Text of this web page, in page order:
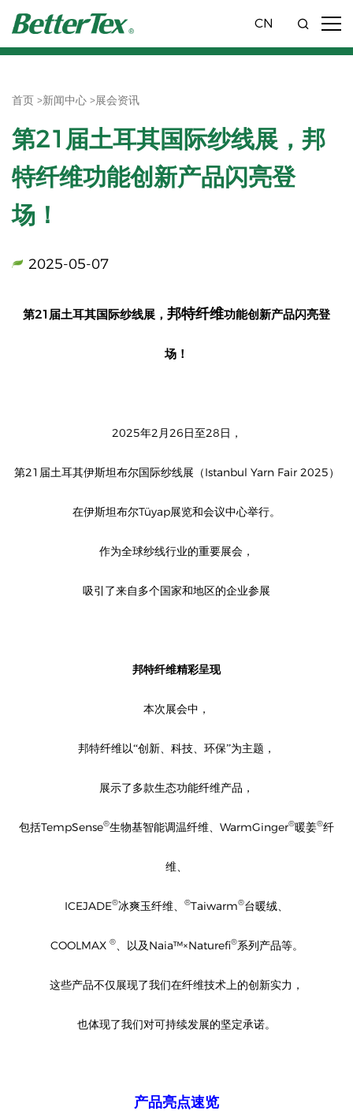
CN
首页 >新闻中心 >展会资讯
第21届土耳其国际纱线展，邦
特纤维功能创新产品闪亮登
场！
2025-05-07
第21 届土耳其国际纱线展， 邦特纤维功能创新产品闪亮登
场！
2025年2 月 26 日至28 日，
第21 届土耳其伊斯坦布尔国际纱线展（ Istanbul Yarn Fair 2025 ）
在伊斯坦布尔Tüyap展览和会议中心举行。
作为全球纱线行业的重要展会，
吸引了来自多个国家和地区的企业参展
邦特纤维精彩呈现
本次展会中，
邦特纤维以“创新、科技、环保”为主题，
展示了多款生态功能纤维产品，
包括TempSense®生物基智能调温纤维、 WarmGinger®暖姜®纤
维、
ICEJADE®冰爽玉纤维、 ®Taiwarm®台暖绒、
COOLMAX ®、 以及 Naia™×Naturefi®系列产品等。
这些产品不仅展现了我们在纤维技术上的创新实力，
也体现了我们对可持续发展的坚定承诺。
产品亮点速览